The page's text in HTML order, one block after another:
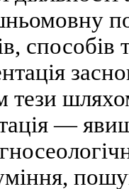
способів
тези
—